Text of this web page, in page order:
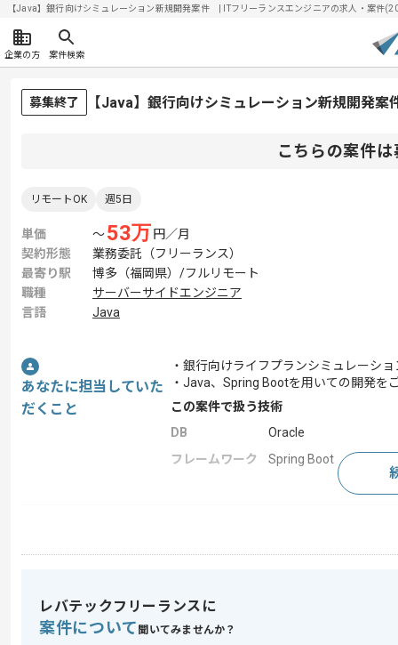
【Java】銀行向けシミュレーション新規開発案件 | ITフリーランスエンジニアの求人・案件
企業の方 案件検索
募集終了 【Java】銀行向けシミュレーション新規開発
こちらの案件
リモートOK 週5日
単価 〜53万 円／月
契約形態
業務委託（フリーランス）
最寄り駅
博多（福岡県）/フルリモート
職種
サーバーサイドエンジニア
言語
Java
あなたに担当していた
だくこと
・銀行向けライフプランシミュレーシ
・Java、Spring Bootを用いての開発を
この案件で扱う技術
DB
Oracle
フレームワーク
Spring Boot
・Javaでの開発経験4年以上
歓迎スキル
・Oracleの経験
レバテックフリーランスに
案件について 聞いてみませんか？